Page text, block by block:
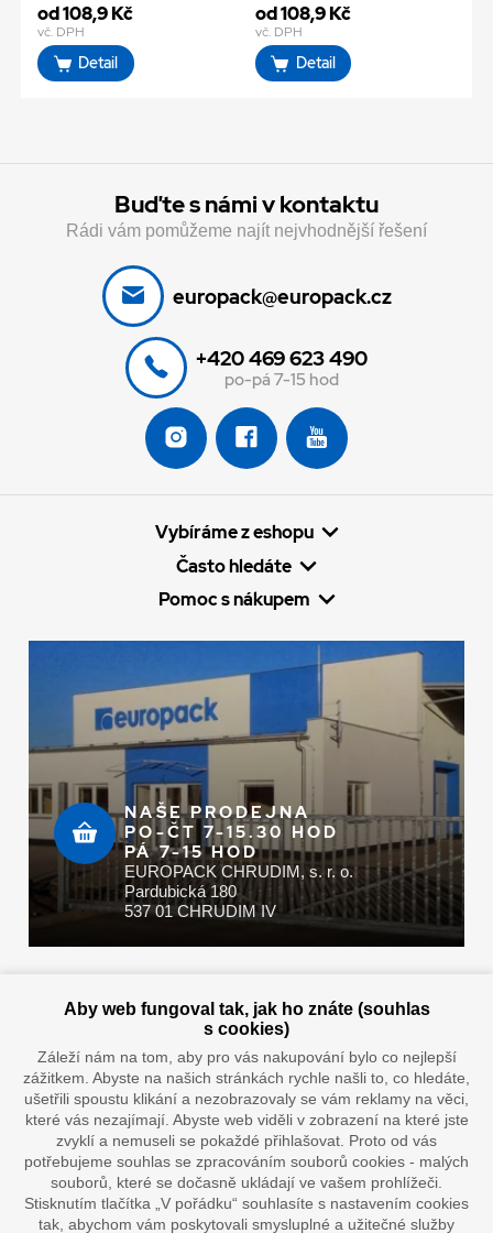
od 108,9 Kč
vč. DPH
Detail
od 108,9 Kč
vč. DPH
Detail
Buďte s námi v kontaktu
Rádi vám pomůžeme najít nejvhodnější řešení
europack@europack.cz
+420 469 623 490
po-pá 7-15 hod
Vybíráme z eshopu
Často hledáte
Pomoc s nákupem
NAŠE PRODEJNA
PO-ČT 7-15.30 HOD
PÁ 7-15 HOD
EUROPACK CHRUDIM, s. r. o.
Pardubická 180
537 01 CHRUDIM IV
Doprava vaším oblíbeným dopravcem
Aby web fungoval tak, jak ho znáte (souhlas
s cookies)
Záleží nám na tom, aby pro vás nakupování bylo co nejlepší
zážitkem. Abyste na našich stránkách rychle našli to, co hledáte,
ušetřili spoustu klikání a nezobrazovaly se vám reklamy na věci,
které vás nezajímají. Abyste web viděli v zobrazení na které jste
zvyklí a nemuseli se pokaždé přihlašovat. Proto od vás
potřebujeme souhlas se zpracováním souborů cookies - malých
souborů, které se dočasně ukládají ve vašem prohlížeči.
Stisknutím tlačítka „V pořádku“ souhlasíte s nastavením cookies
tak, abychom vám poskytovali smysluplné a užitečné služby